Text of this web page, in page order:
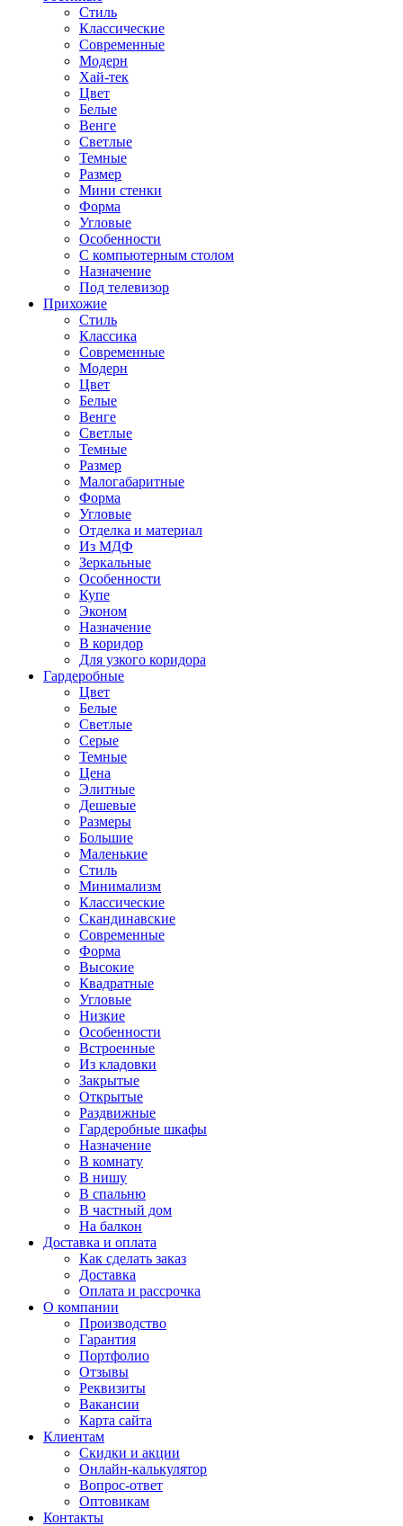
Стиль
Классические
Современные
Модерн
Хай-тек
Цвет
Белые
Венге
Светлые
Темные
Размер
Мини стенки
Форма
Угловые
Особенности
С компьютерным столом
Назначение
Под телевизор
Прихожие
Стиль
Классика
Современные
Модерн
Цвет
Белые
Венге
Светлые
Темные
Размер
Малогабаритные
Форма
Угловые
Отделка и материал
Из МДФ
Зеркальные
Особенности
Купе
Эконом
Назначение
В коридор
Для узкого коридора
Гардеробные
Цвет
Белые
Светлые
Серые
Темные
Цена
Элитные
Дешевые
Размеры
Большие
Маленькие
Стиль
Минимализм
Классические
Скандинавские
Современные
Форма
Высокие
Квадратные
Угловые
Низкие
Особенности
Встроенные
Из кладовки
Закрытые
Открытые
Раздвижные
Гардеробные шкафы
Назначение
В комнату
В нишу
В спальню
В частный дом
На балкон
Доставка и оплата
Как сделать заказ
Доставка
Оплата и рассрочка
О компании
Производство
Гарантия
Портфолио
Отзывы
Реквизиты
Вакансии
Карта сайта
Клиентам
Скидки и акции
Онлайн-калькулятор
Вопрос-ответ
Оптовикам
Контакты